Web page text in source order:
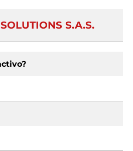
S.A.S.